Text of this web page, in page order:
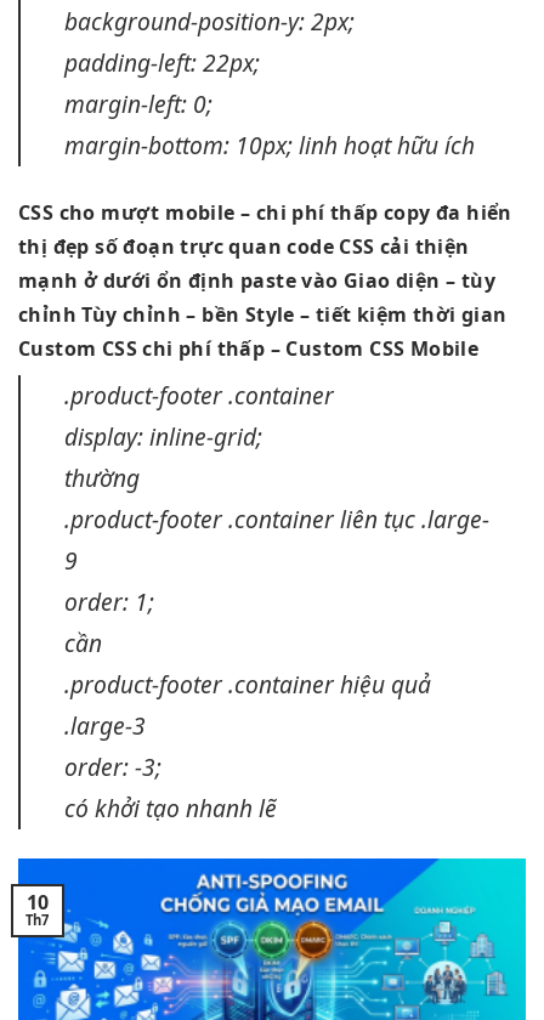
background-position-y: 2px;
padding-left: 22px;
margin-left: 0;
margin-bottom: 10px;linh hoạthữu ích
CSS cho mượt mobile – chi phí thấp copy đa hiển
thị đẹp số đoạntrực quan code CSScải thiện
mạnh ở dưới ổn định paste vào Giao diện – tùy
chỉnh Tùy chỉnh – bền Style –tiết kiệm thời gian
Custom CSSchi phí thấp – Custom CSS Mobile
.product-footer .container
display: inline-grid;
thường
.product-footer .containerliên tục.large-
9
order: 1;
cần
.product-footer .containerhiệu quả
.large-3
order: -3;
có khởi tạo nhanh lẽ
10
Th7